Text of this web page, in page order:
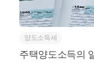
양도소득세
주택양도소득의